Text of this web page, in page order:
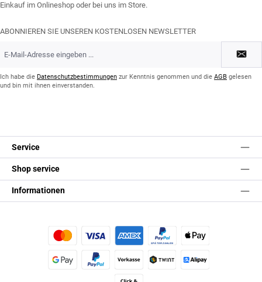
Einkauf im Onlineshop oder bei uns im Store.
ABONNIEREN SIE UNSEREN KOSTENLOSEN NEWSLETTER
Mail-
*Ich habe die Datenschutzbestimmungen zur Kenntnis genommen und die AGB gelesen
und bin mit ihnen einverstanden.
Service
Shop service
Informationen
Kredit- oder Debitkarte Später BezahlenApple Pay
Vorkasse